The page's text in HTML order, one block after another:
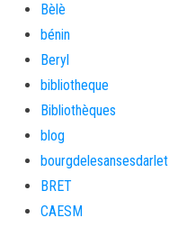
Bèlè
bénin
Beryl
bibliotheque
Bibliothèques
blog
bourgdelesansesdarlet
BRET
CAESM